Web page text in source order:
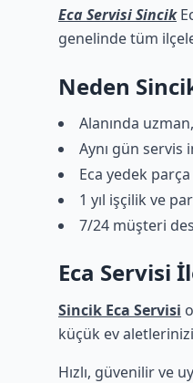
Eca Servisi Sincik
genelinde tüm
Neden
Alanında
Aynı gün servis
Eca yedek parça
1 yıl işçilik ve
7/24 müşteri
Eca Servisi
Sincik Eca Servisi
küçük ev
Hızlı, güvenilir ve